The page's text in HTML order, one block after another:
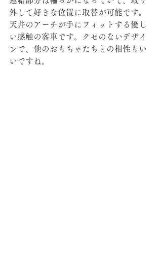
外して好きな位置に取替が可能です。
天井のアーチが手にフィットする優し
い感触の客車です。クセのないデザイ
ンで、他のおもちゃたちとの相性もい
いですね。